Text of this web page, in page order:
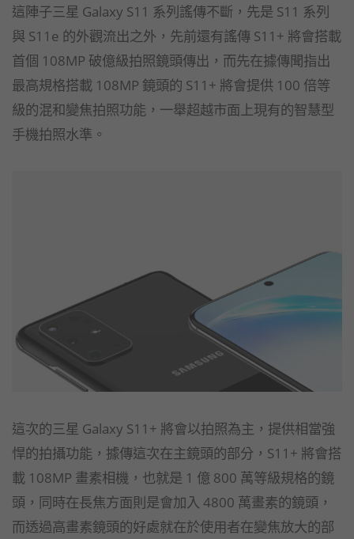
這陣子三星 Galaxy S11 系列謠傳不斷，先是 S11 系列
與 S11e 的外觀流出之外，先前還有謠傳 S11+ 將會搭載
首個 108MP 破億級拍照鏡頭傳出，而先在據傳聞指出
最高規格搭載 108MP 鏡頭的 S11+ 將會提供 100 倍等
級的混和變焦拍照功能，一舉超越市面上現有的智慧型
手機拍照水準。
這次的三星 Galaxy S11+ 將會以拍照為主，提供相當強
悍的拍攝功能，據傳這次在主鏡頭的部分，S11+ 將會搭
載 108MP 畫素相機，也就是 1 億 800 萬等級規格的鏡
頭，同時在長焦方面則是會加入 4800 萬畫素的鏡頭，
而透過高畫素鏡頭的好處就在於使用者在變焦放大的部